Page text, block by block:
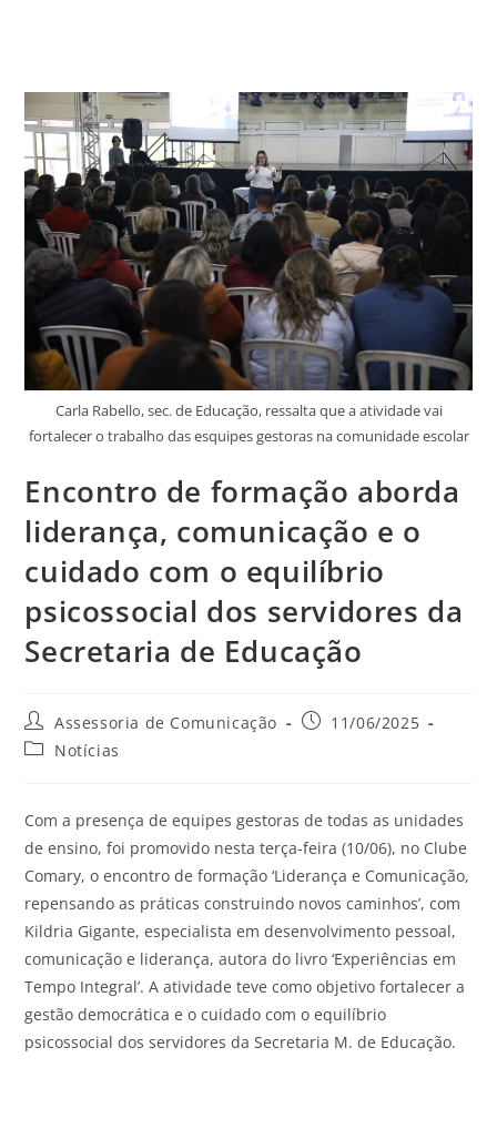
Carla Rabello, sec. de Educação, ressalta que a atividade vai
fortalecer o trabalho das esquipes gestoras na comunidade escolar
Encontro de formação aborda
liderança, comunicação e o
cuidado com o equilíbrio
psicossocial dos servidores da
Secretaria de Educação
Assessoria de Comunicação
11/06/2025
Notícias
Com a presença de equipes gestoras de todas as unidades
de ensino, foi promovido nesta terça-feira (10/06), no Clube
Comary, o encontro de formação ‘Liderança e Comunicação,
repensando as práticas construindo novos caminhos’, com
Kildria Gigante, especialista em desenvolvimento pessoal,
comunicação e liderança, autora do livro ‘Experiências em
Tempo Integral’. A atividade teve como objetivo fortalecer a
gestão democrática e o cuidado com o equilíbrio
psicossocial dos servidores da Secretaria M. de Educação.